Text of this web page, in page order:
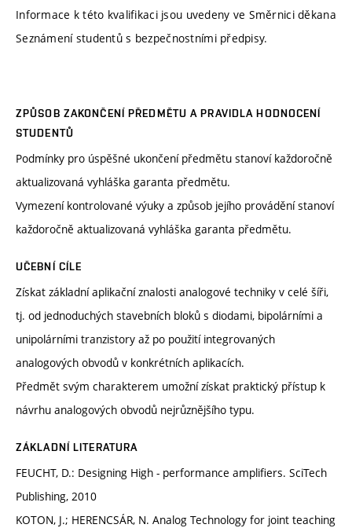
Informace k této kvalifikaci jsou uvedeny ve Směrnici děkana
Seznámení studentů s bezpečnostními předpisy.
ZPŮSOB ZAKONČENÍ PŘEDMĚTU A PRAVIDLA HODNOCENÍ
STUDENTŮ
Podmínky pro úspěšné ukončení předmětu stanoví každoročně
aktualizovaná vyhláška garanta předmětu.
Vymezení kontrolované výuky a způsob jejího provádění stanoví
každoročně aktualizovaná vyhláška garanta předmětu.
UČEBNÍ CÍLE
Získat základní aplikační znalosti analogové techniky v celé šíři,
tj. od jednoduchých stavebních bloků s diodami, bipolárními a
unipolárními tranzistory až po použití integrovaných
analogových obvodů v konkrétních aplikacích.
Předmět svým charakterem umožní získat praktický přístup k
návrhu analogových obvodů nejrůznějšího typu.
ZÁKLADNÍ LITERATURA
FEUCHT, D.: Designing High - performance amplifiers. SciTech
Publishing, 2010
KOTON, J.; HERENCSÁR, N. Analog Technology for joint teaching